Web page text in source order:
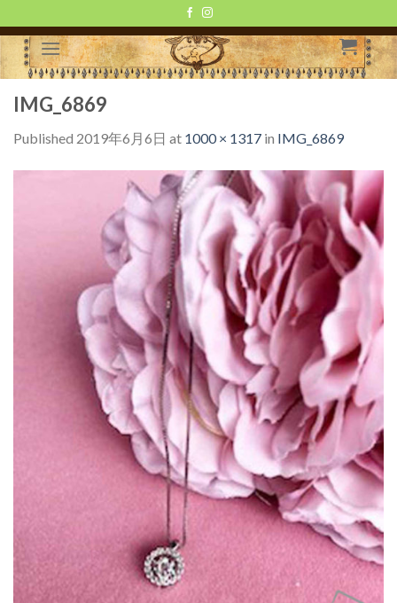
to
content
IMG_6869
Published 2019年6月6日 at 1000 × 1317 in IMG_6869